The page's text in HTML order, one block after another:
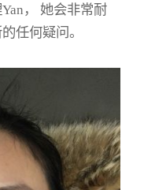
， 她会非常耐
任何疑问。